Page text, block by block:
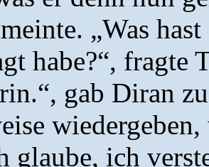
„Was
habe?“, fragte
gab Diran
glaube, ich